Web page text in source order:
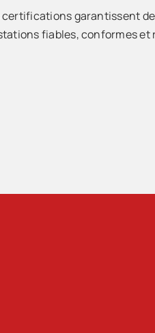
certifications garantissent
fiables, conformes et